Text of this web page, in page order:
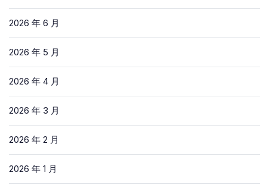
2026 年 6 月
2026 年 5 月
2026 年 4 月
2026 年 3 月
2026 年 2 月
2026 年 1 月